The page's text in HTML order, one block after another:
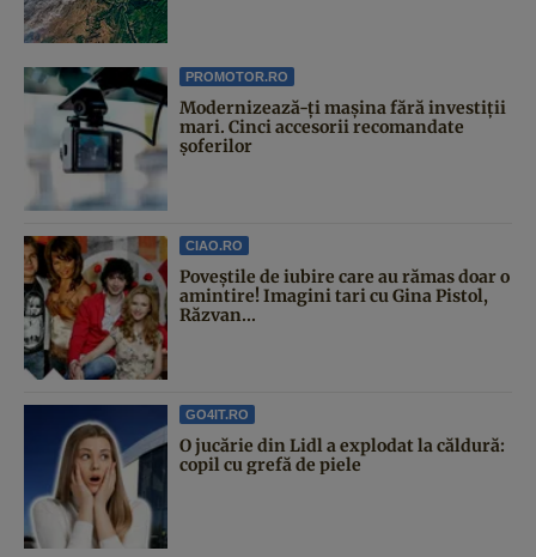
PROMOTOR.RO
Modernizează-ți mașina fără investiții
mari. Cinci accesorii recomandate
șoferilor
CIAO.RO
Poveştile de iubire care au rămas doar o
amintire! Imagini tari cu Gina Pistol,
Răzvan...
GO4IT.RO
O jucărie din Lidl a explodat la căldură:
copil cu grefă de piele